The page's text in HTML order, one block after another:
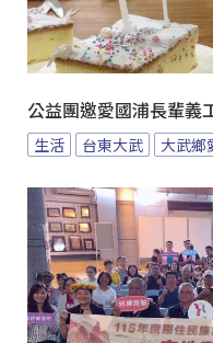
公益團邀愛國浦長輩義
生活 台東大武 大武鄉